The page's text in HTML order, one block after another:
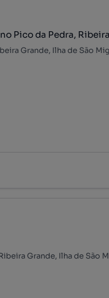
Pico da Pedra,
Grande, Ilha de São
Grande, Ilha de São